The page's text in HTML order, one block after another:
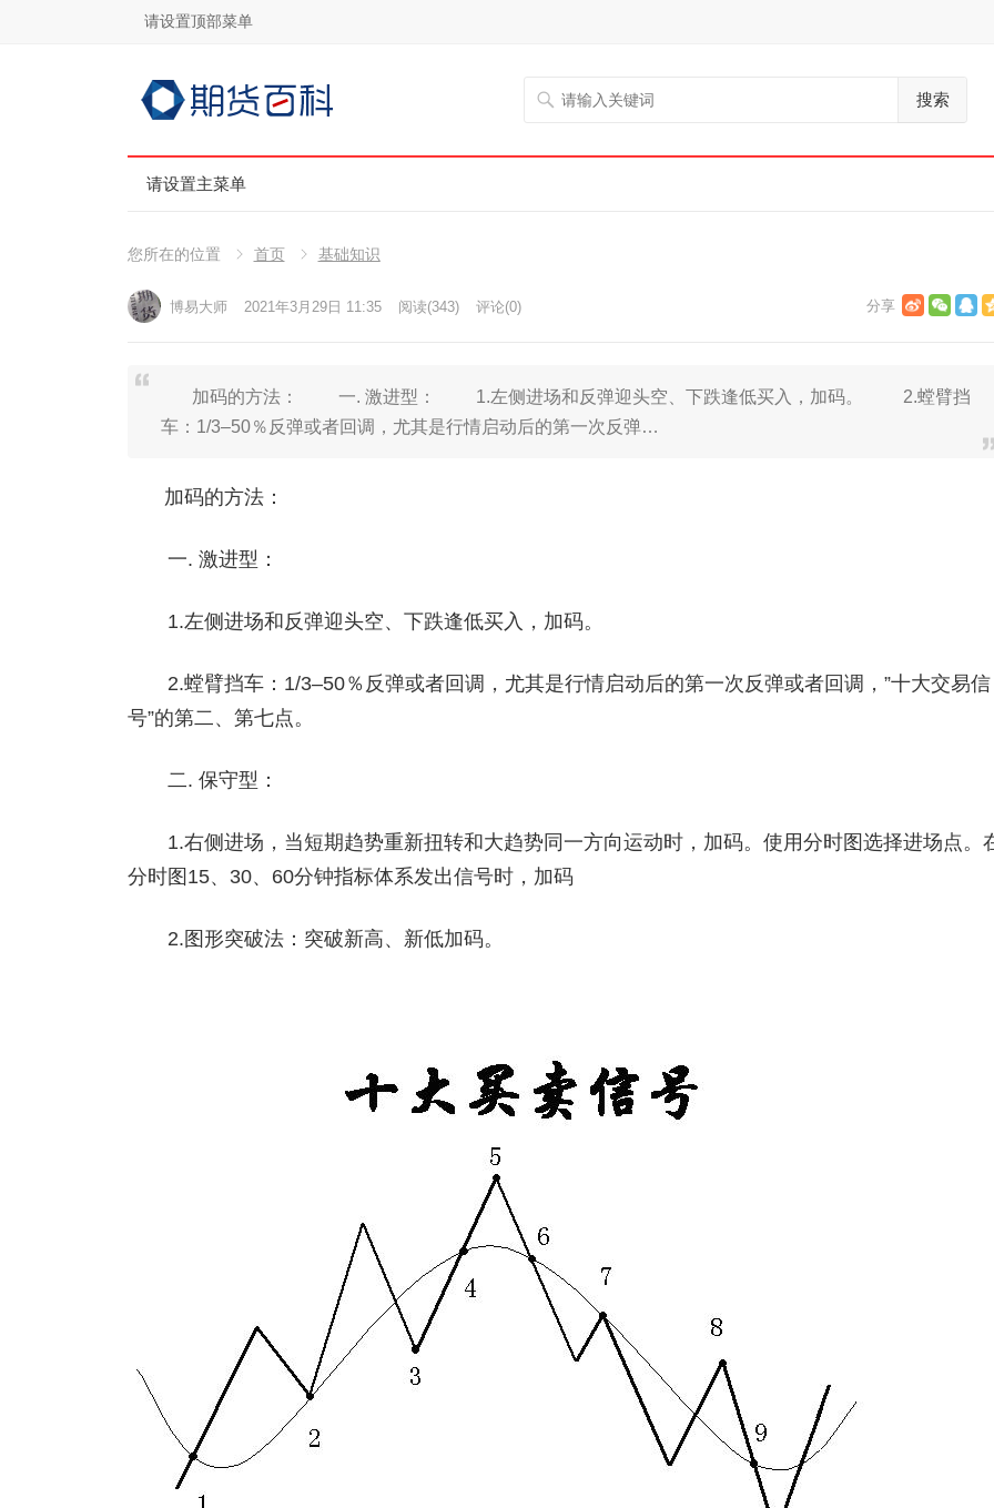
请设置顶部菜单
搜索
请设置主菜单
您所在的位置 首页 基础知识
博易大师 2021年3月29日 11:35 阅读(343) 评论(0)
加码的方法： 一. 激进型： 1.左侧进场和反弹迎头空、下跌逢低买入，加码。 2.螳臂挡
车：1/3–50％反弹或者回调，尤其是行情启动后的第一次反弹…
加码的方法：
一. 激进型：
1.左侧进场和反弹迎头空、下跌逢低买入，加码。
2.螳臂挡车：1/3–50％反弹或者回调，尤其是行情启动后的第一次反弹或者回调，”十大交易信
号”的第二、第七点。
二. 保守型：
1.右侧进场，当短期趋势重新扭转和大趋势同一方向运动时，加码。使用分时图选择进场点。
分时图15、30、60分钟指标体系发出信号时，加码
2.图形突破法：突破新高、新低加码。